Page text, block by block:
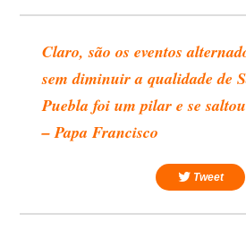
Claro, são os eventos
sem diminuir a qualidade de
Puebla foi um pilar e se
– Papa Francisco
Tweet